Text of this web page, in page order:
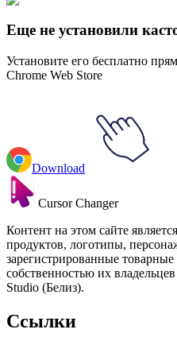
Спорт
Еще не установили
Установите его бесплатно
Chrome Web Store
Download
Cursor Changer
Контент на этом сайте
продуктов, логотипы,
зарегистрированные
собственностью их
Studio (Белиз).
Ссылки